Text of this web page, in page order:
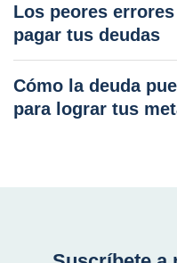
Los peores
pagar tus deudas
Cómo la deuda
para lograr tus